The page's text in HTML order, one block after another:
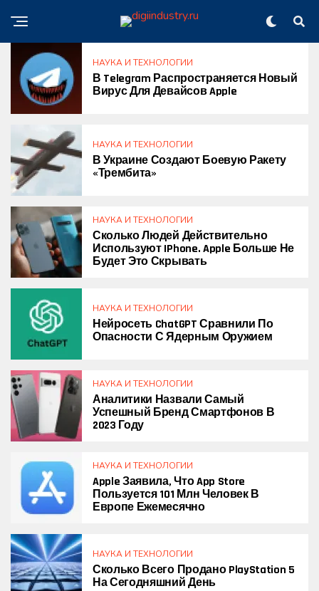
НАУКА И ТЕХНОЛОГИИ
В Telegram Распространяется Новый
Вирус Для Девайсов Apple
НАУКА И ТЕХНОЛОГИИ
В Украине Создают Боевую Ракету
«Трембита»
НАУКА И ТЕХНОЛОГИИ
Сколько Людей Действительно
Используют IPhone. Apple Больше Не
Будет Это Скрывать
НАУКА И ТЕХНОЛОГИИ
Нейросеть ChatGPT Сравнили По
Опасности С Ядерным Оружием
НАУКА И ТЕХНОЛОГИИ
Аналитики Назвали Самый
Успешный Бренд Смартфонов В
2023 Году
НАУКА И ТЕХНОЛОГИИ
Apple Заявила, Что App Store
Пользуется 101 Млн Человек В
Европе Ежемесячно
НАУКА И ТЕХНОЛОГИИ
Сколько Всего Продано PlayStation 5
На Сегодняшний День